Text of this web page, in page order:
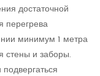
достаточной
перегрева
минимум 1 метра
стены и заборы.